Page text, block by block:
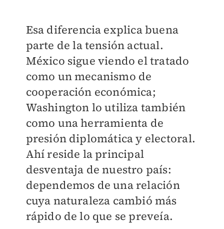
Esa diferencia explica buena
parte de la tensión actual.
México sigue viendo el tratado
como un mecanismo de
cooperación económica;
Washington lo utiliza también
como una herramienta de
presión diplomática y electoral.
Ahí reside la principal
desventaja de nuestro país:
dependemos de una relación
cuya naturaleza cambió más
rápido de lo que se preveía.